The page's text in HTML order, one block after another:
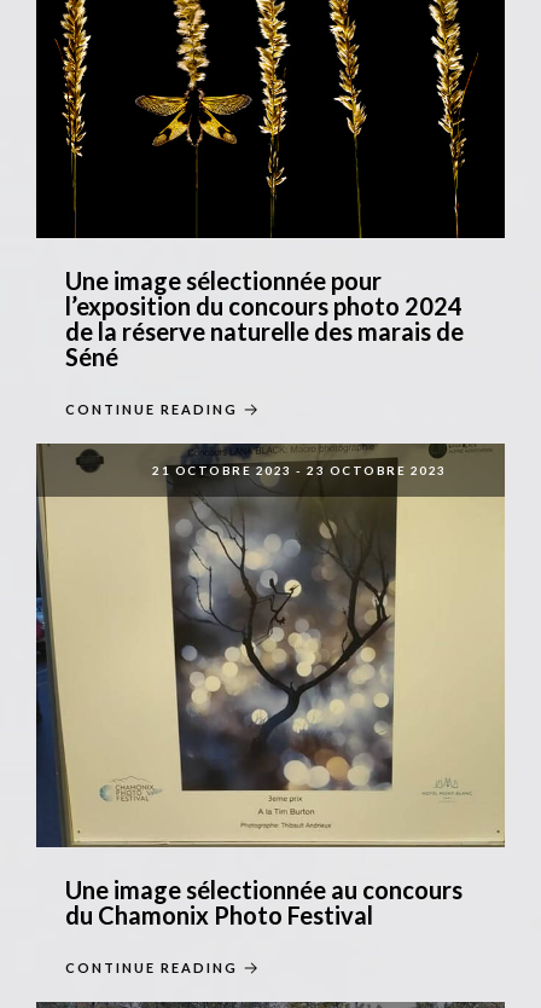
Une image sélectionnée pour
l’exposition du concours photo 2024
de la réserve naturelle des marais de
Séné
CONTINUE READING
21 OCTOBRE 2023 -23 OCTOBRE 2023
Une image sélectionnée au concours
du Chamonix Photo Festival
CONTINUE READING